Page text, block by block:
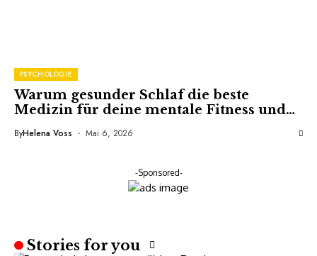
PSYCHOLOGIE
Warum gesunder Schlaf die beste
Medizin für deine mentale Fitness und
ByHelena Voss Mai 6, 2026
-Sponsored-
Stories for you